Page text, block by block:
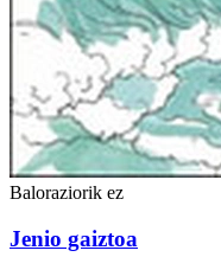
Baloraziorik ez
Jenio gaiztoa